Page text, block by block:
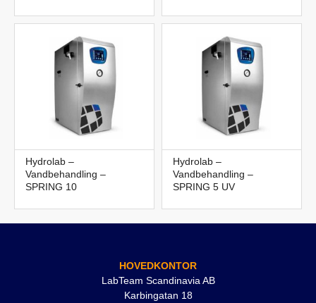
Hydrolab –
Vandbehandling –
SPRING 10
Hydrolab –
Vandbehandling –
SPRING 5 UV
HOVEDKONTOR
LabTeam Scandinavia AB
Karbingatan 18